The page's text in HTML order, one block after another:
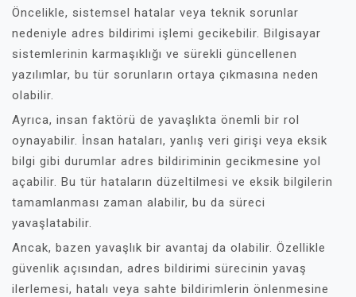
Öncelikle, sistemsel hatalar veya teknik sorunlar
nedeniyle adres bildirimi işlemi gecikebilir. Bilgisayar
sistemlerinin karmaşıklığı ve sürekli güncellenen
yazılımlar, bu tür sorunların ortaya çıkmasına neden
olabilir.
Ayrıca, insan faktörü de yavaşlıkta önemli bir rol
oynayabilir. İnsan hataları, yanlış veri girişi veya eksik
bilgi gibi durumlar adres bildiriminin gecikmesine yol
açabilir. Bu tür hataların düzeltilmesi ve eksik bilgilerin
tamamlanması zaman alabilir, bu da süreci
yavaşlatabilir.
Ancak, bazen yavaşlık bir avantaj da olabilir. Özellikle
güvenlik açısından, adres bildirimi sürecinin yavaş
ilerlemesi, hatalı veya sahte bildirimlerin önlenmesine